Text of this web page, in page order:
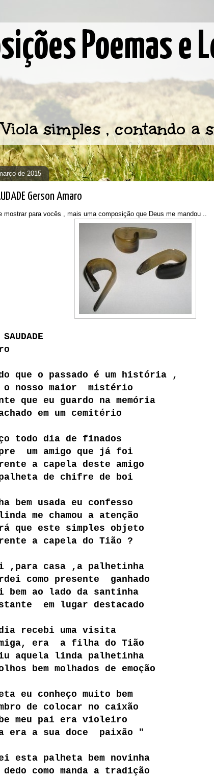
Poemas e
simples , contando a
de 2015
Gerson Amaro
mostrar para vocês , mais uma composição que Deus me mandou ..
que o passado é um história ,
nosso maior mistério
que eu guardo na memória
em um cemitério
todo dia de finados
um amigo que já foi
a capela deste amigo
palheta de chifre de boi
bem usada eu confesso
me chamou a atenção
que este simples objeto
a capela do Tião ?
,para casa ,a palhetinha
como presente ganhado
bem ao lado da santinha
em lugar destacado
dia recebi uma visita
era a filha do Tião
aquela linda palhetinha
bem molhados de emoção
eu conheço muito bem
de colocar no caixão
meu pai era violeiro
era a sua doce paixão "
esta palheta bem novinha
dedo como manda a tradição